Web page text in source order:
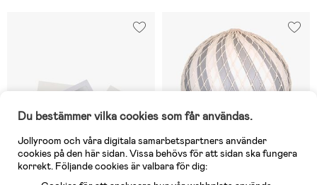
Du bestämmer vilka cookies som får användas.
Jollyroom och våra digitala samarbetspartners använder
cookies på den här sidan. Vissa behövs för att sidan ska fungera
korrekt. Följande cookies är valbara för dig: